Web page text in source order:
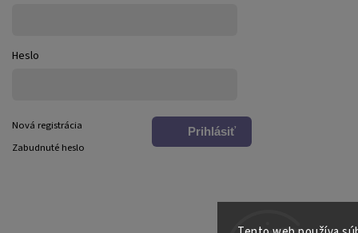
Heslo
Prihlásiť
Nová registrácia
Zabudnuté heslo